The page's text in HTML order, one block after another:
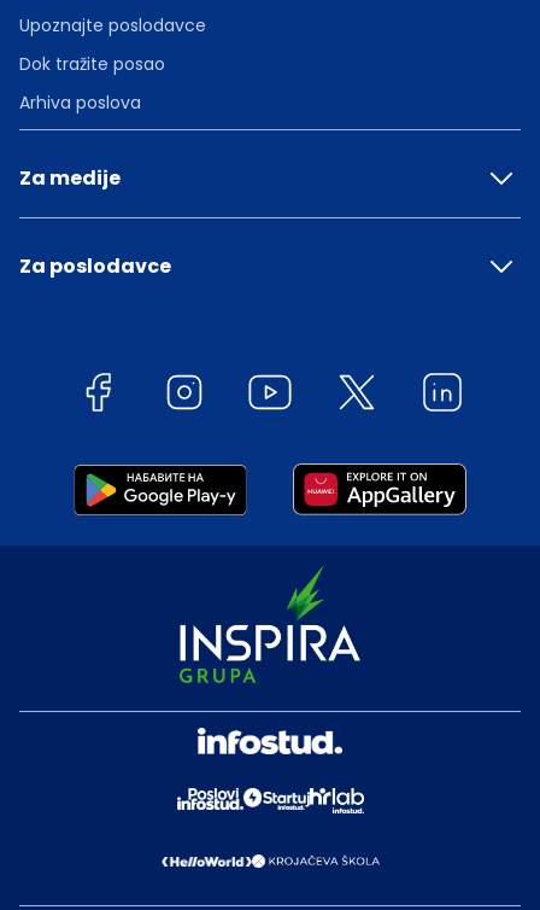
Upoznajte poslodavce
Dok tražite posao
Arhiva poslova
Za medije
Za poslodavce